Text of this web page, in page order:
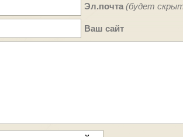
Эл.почта (будет
Ваш сайт